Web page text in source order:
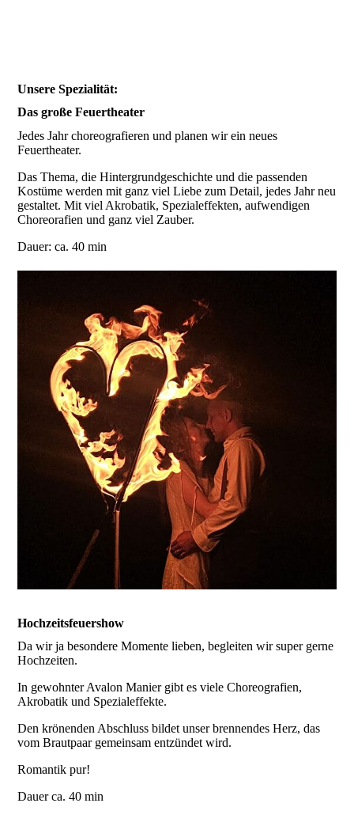
Unsere Spezialität:
Das große Feuertheater
Jedes Jahr choreografieren und planen wir ein neues
Feuertheater.
Das Thema, die Hintergrundgeschichte und die passenden
Kostüme werden mit ganz viel Liebe zum Detail, jedes Jahr neu
gestaltet. Mit viel Akrobatik, Spezialeffekten, aufwendigen
Choreorafien und ganz viel Zauber.
Dauer: ca. 40 min
Hochzeitsfeuershow
Da wir ja besondere Momente lieben, begleiten wir super gerne
Hochzeiten.
In gewohnter Avalon Manier gibt es viele Choreografien,
Akrobatik und Spezialeffekte.
Den krönenden Abschluss bildet unser brennendes Herz, das
vom Brautpaar gemeinsam entzündet wird.
Romantik pur!
Dauer ca. 40 min